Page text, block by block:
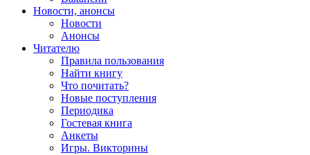
Новости, анонсы
Новости
Анонсы
Читателю
Правила пользования
Найти книгу
Что почитать?
Новые поступления
Периодика
Гостевая книга
Анкеты
Игры. Викторины